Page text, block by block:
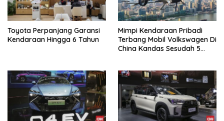
Toyota Perpanjang Garansi
Kendaraan Hingga 6 Tahun
Mimpi Kendaraan Pribadi
Terbang Mobil Volkswagen Di
China Kandas Sesudah 5